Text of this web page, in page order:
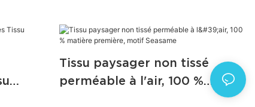
Tissu paysager non tissé
perméable à l'air, 100 %